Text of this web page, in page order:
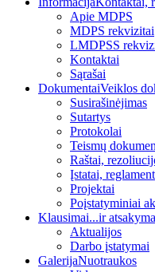
Apie MDPS
MDPS rekvizitai
LMDPSS
Kontaktai
Sąrašai
DokumentaiVeiklos
Susirašinėjimas
Sutartys
Protokolai
Teismų
Raštai,
Įstatai,
Projektai
Poįstatyminiai
Klausimai...ir
Aktualijos
Darbo įstatymai
GalerijaNuotraukos